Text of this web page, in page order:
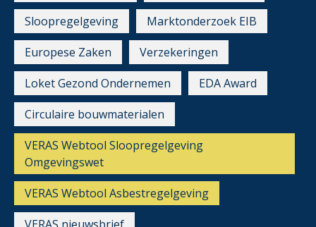
Sloopregelgeving
Marktonderzoek EIB
Europese Zaken
Verzekeringen
Loket Gezond Ondernemen
EDA Award
Circulaire bouwmaterialen
VERAS Webtool Sloopregelgeving
Omgevingswet
VERAS Webtool Asbestregelgeving